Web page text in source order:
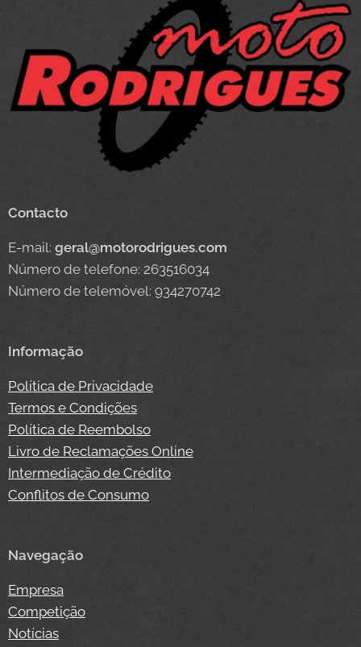
Contacto
E-mail: geral@motorodrigues.com
Número de telefone: 263516034
Número de telemóvel: 934270742
Informação
Política de Privacidade
Termos e Condições
Política de Reembolso
Livro de Reclamações Online
Intermediação de Crédito
Conflitos de Consumo
Navegação
Empresa
Competição
Notícias